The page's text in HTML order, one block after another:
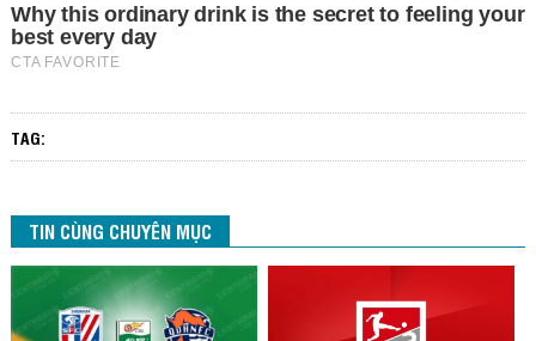
TAG:
TIN CÙNG CHUYÊN MỤC